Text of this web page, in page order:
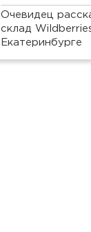
Очевидец
склад
Екатеринбурге